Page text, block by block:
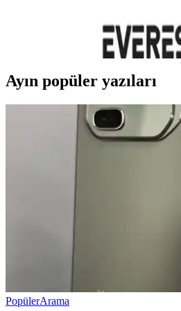
özellikleri, kullanıcı yorumları ve
doğru seçim yapmanıza yardımcı
Ayın popüler yazıları
PopülerArama